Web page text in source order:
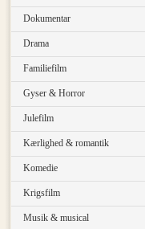
Dokumentar
Drama
Familiefilm
Gyser & Horror
Julefilm
Kærlighed & romantik
Komedie
Krigsfilm
Musik & musical